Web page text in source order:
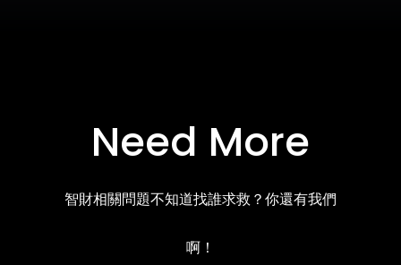
Need More
智財相關問題不知道找誰求救？你還有我們
啊！